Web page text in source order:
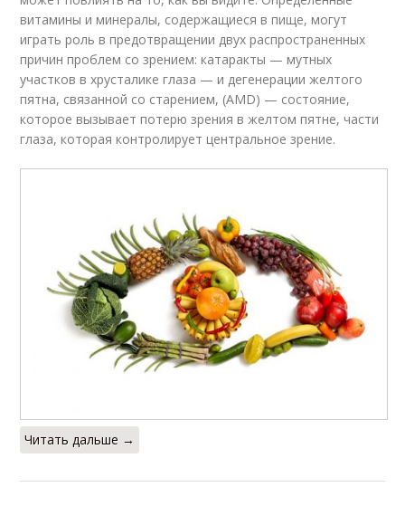
витамины и минералы, содержащиеся в пище, могут
играть роль в предотвращении двух распространенных
причин проблем со зрением: катаракты — мутных
участков в хрусталике глаза — и дегенерации желтого
пятна, связанной со старением, (AMD) — состояние,
которое вызывает потерю зрения в желтом пятне, части
глаза, которая контролирует центральное зрение.
Читать дальше →